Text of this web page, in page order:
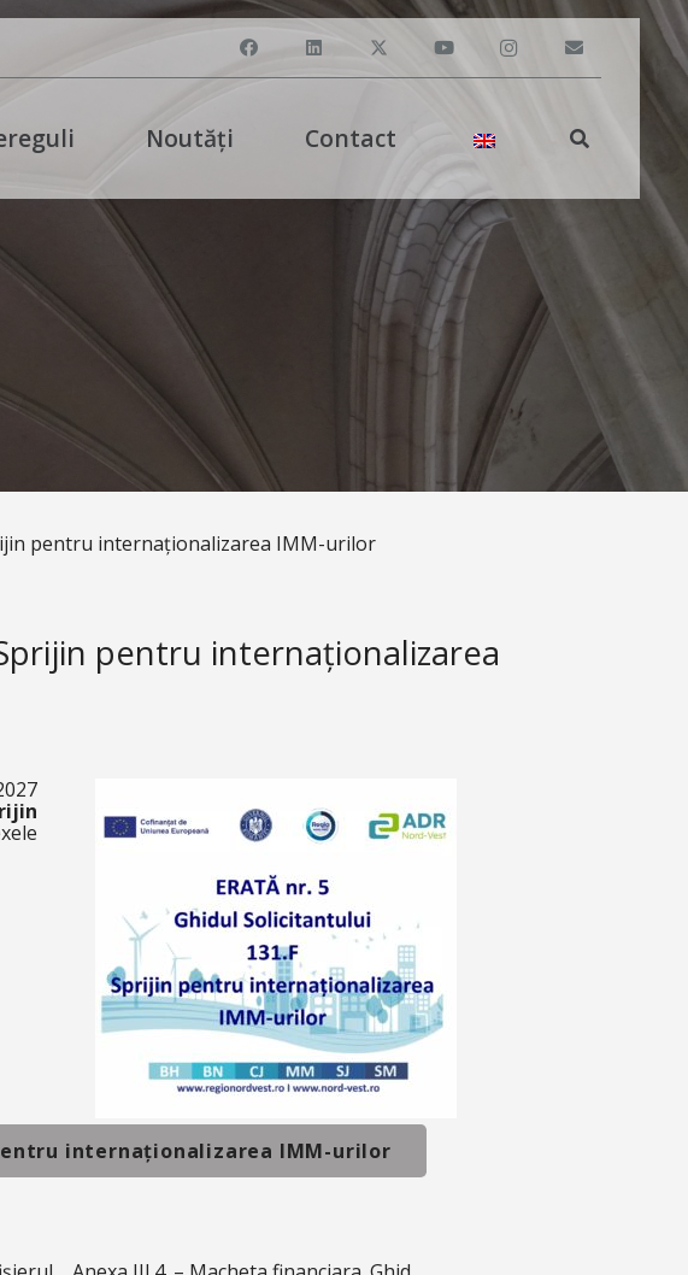
Noutăți Contact
pentru internaționalizarea IMM-urilor
pentru internaționalizarea
internaționalizarea IMM-urilor